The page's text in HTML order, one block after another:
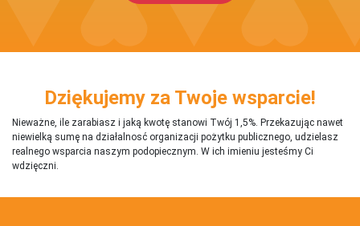
Dziękujemy za Twoje wsparcie!
Nieważne, ile zarabiasz i jaką kwotę stanowi Twój 1,5%. Przekazując nawet
niewielką sumę na działalnosć organizacji pożytku publicznego, udzielasz
realnego wsparcia naszym podopiecznym. W ich imieniu jesteśmy Ci
wdzięczni.